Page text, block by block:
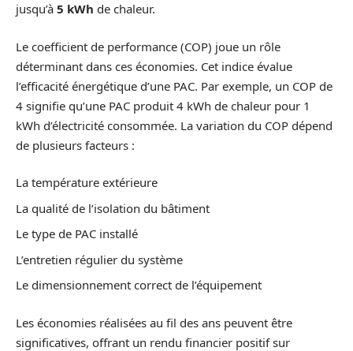
jusqu’à 5 kWh de chaleur.
Le coefficient de performance (COP) joue un rôle
déterminant dans ces économies. Cet indice évalue
l’efficacité énergétique d’une PAC. Par exemple, un COP de
4 signifie qu’une PAC produit 4 kWh de chaleur pour 1
kWh d’électricité consommée. La variation du COP dépend
de plusieurs facteurs :
La température extérieure
La qualité de l’isolation du bâtiment
Le type de PAC installé
L’entretien régulier du système
Le dimensionnement correct de l’équipement
Les économies réalisées au fil des ans peuvent être
significatives, offrant un rendu financier positif sur